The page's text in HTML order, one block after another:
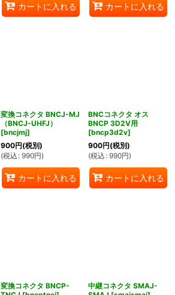
カートに入れる カートに入れる
変換コネクタ BNCJ-MJ
（BNCJ-UHFJ）
[bncjmj]
900円(税別)
(税込 : 990円)
カートに入れる
BNCコネクタ オス
BNCP 3D2V用
[bncp3d2v]
900円(税別)
(税込 : 990円)
カートに入れる
変換コネクタ BNCP-
中継コネクタ SMAJ-